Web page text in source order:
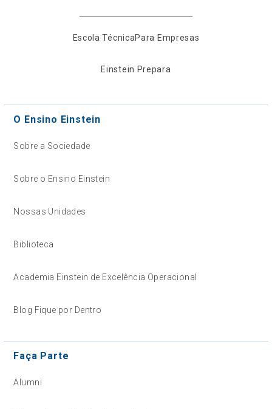
Escola TécnicaPara Empresas
Einstein Prepara
O Ensino Einstein
Sobre a Sociedade
Sobre o Ensino Einstein
Nossas Unidades
Biblioteca
Academia Einstein de Excelência Operacional
Blog Fique por Dentro
Faça Parte
Alumni